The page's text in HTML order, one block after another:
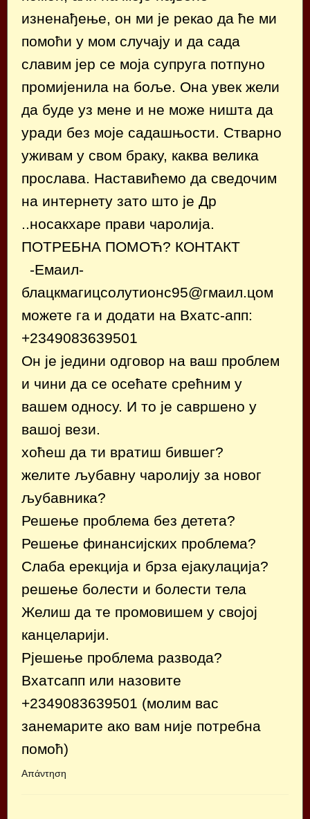
изненађење, он ми је рекао да ће ми
помоћи у мом случају и да сада
славим јер се моја супруга потпуно
промијенила на боље. Она увек жели
да буде уз мене и не може ништа да
уради без моје садашњости. Стварно
уживам у свом браку, каква велика
прослава. Наставићемо да сведочим
на интернету зато што је Др
..носакхаре прави чаролија.
ПОТРЕБНА ПОМОЋ? КОНТАКТ
-Емаил-
блацкмагицсолутионс95@гмаил.цом
можете га и додати на Вхатс-апп:
+2349083639501
Он је једини одговор на ваш проблем
и чини да се осећате срећним у
вашем односу. И то је савршено у
вашој вези.
хоћеш да ти вратиш бившег?
желите љубавну чаролију за новог
љубавника?
Решење проблема без детета?
Решење финансијских проблема?
Слаба ерекција и брза ејакулација?
решење болести и болести тела
Желиш да те промовишем у својој
канцеларији.
Рјешење проблема развода?
Вхатсапп или назовите
+2349083639501 (молим вас
занемарите ако вам није потребна
помоћ)
Απάντηση